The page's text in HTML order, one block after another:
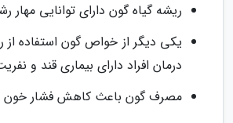
ریشه گیاه گون دارای توانایی مهار
یکی دیگر از خواص گون استفاده از
درمان افراد دارای بیماری قند و
مصرف گون باعث کاهش فشار خون